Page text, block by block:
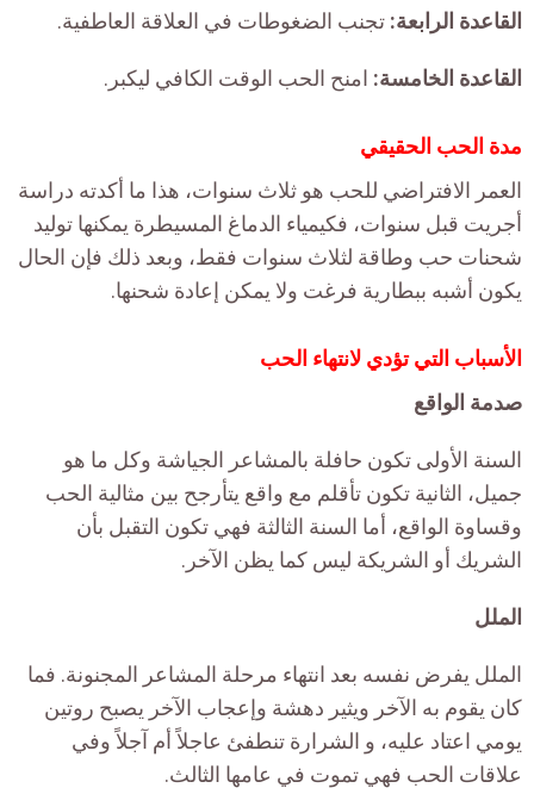
القاعدة الرابعة: تجنب الضغوطات في العلاقة العاطفية.
القاعدة الخامسة: امنح الحب الوقت الكافي ليكبر.
مدة الحب الحقيقي
العمر الافتراضي للحب هو ثلاث سنوات، هذا ما أكدته دراسة
أجريت قبل سنوات، فكيمياء الدماغ المسيطرة يمكنها توليد
شحنات حب وطاقة لثلاث سنوات فقط، وبعد ذلك فإن الحال
يكون أشبه ببطارية فرغت ولا يمكن إعادة شحنها.
الأسباب التي تؤدي لانتهاء الحب
صدمة الواقع
السنة الأولى تكون حافلة بالمشاعر الجياشة وكل ما هو
جميل، الثانية تكون تأقلم مع واقع يتأرجح بين مثالية الحب
وقساوة الواقع، أما السنة الثالثة فهي تكون التقبل بأن
الشريك أو الشريكة ليس كما يظن الآخر.
الملل
الملل يفرض نفسه بعد انتهاء مرحلة المشاعر المجنونة. فما
كان يقوم به الآخر ويثير دهشة وإعجاب الآخر يصبح روتين
يومي اعتاد عليه، و الشرارة تنطفئ عاجلاً أم آجلاً وفي
علاقات الحب فهي تموت في عامها الثالث.